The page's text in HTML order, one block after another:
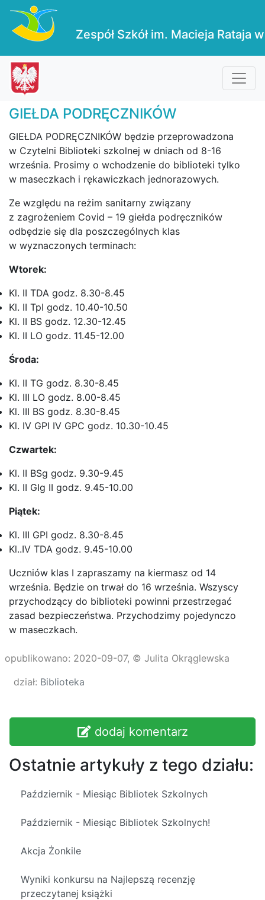
Zespół Szkół im. Macieja Rataja
GIEŁDA PODRĘCZNIKÓW
GIEŁDA PODRĘCZNIKÓW będzie przeprowadzona
w Czytelni Biblioteki szkolnej w dniach od 8-16
września. Prosimy o wchodzenie do biblioteki tylko
w maseczkach i rękawiczkach jednorazowych.
Ze względu na reżim sanitarny związany
z zagrożeniem Covid – 19 giełda podręczników
odbędzie się dla poszczególnych klas
w wyznaczonych terminach:
Wtorek:
Kl. II TDA godz. 8.30-8.45
Kl. II TpI godz. 10.40-10.50
Kl. II BS godz. 12.30-12.45
Kl. II LO godz. 11.45-12.00
Środa:
Kl. II TG godz. 8.30-8.45
Kl. III LO godz. 8.00-8.45
Kl. III BS godz. 8.30-8.45
Kl. IV GPI IV GPC godz. 10.30-10.45
Czwartek:
Kl. II BSg godz. 9.30-9.45
Kl. II GIg II godz. 9.45-10.00
Piątek:
Kl. III GPI godz. 8.30-8.45
Kl..IV TDA godz. 9.45-10.00
Uczniów klas I zapraszamy na kiermasz od 14
września. Będzie on trwał do 16 września. Wszyscy
przychodzący do biblioteki powinni przestrzegać
zasad bezpieczeństwa. Przychodzimy pojedynczo
w maseczkach.
opublikowano: 2020-09-07, © Julita Okrąglewska
dział: Biblioteka
dodaj komentarz
Ostatnie artykuły z tego działu:
Październik - Miesiąc Bibliotek Szkolnych
Październik - Miesiąc Bibliotek Szkolnych!
Akcja Żonkile
Wyniki konkursu na Najlepszą recenzję
przeczytanej książki